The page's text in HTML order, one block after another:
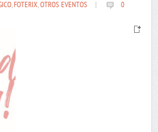
,FOTERIX,OTROS EVENTOS 0